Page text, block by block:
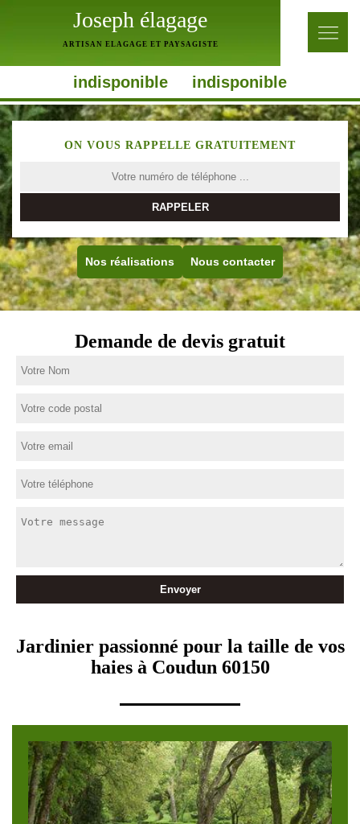
Joseph élagage
ARTISAN ELAGAGE ET PAYSAGISTE
indisponible indisponible
ON VOUS RAPPELLE GRATUITEMENT
Nos réalisations Nous contacter
Demande de devis gratuit
Jardinier passionné pour la taille de vos
haies à Coudun 60150